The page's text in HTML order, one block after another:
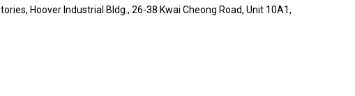
Hoover Industrial Bldg., 26-38 Kwai Cheong Road, Unit 10A1,